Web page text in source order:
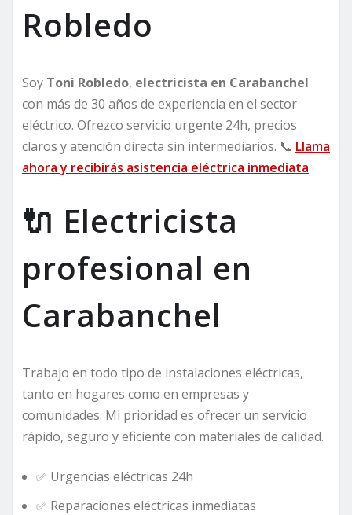
Robledo
Soy Toni Robledo, electricista en Carabanchel
con más de 30 años de experiencia en el sector
eléctrico. Ofrezco servicio urgente 24h, precios
claros y atención directa sin intermediarios. 📞 Llama
ahora y recibirás asistencia eléctrica inmediata.
🔌 Electricista
profesional en
Carabanchel
Trabajo en todo tipo de instalaciones eléctricas,
tanto en hogares como en empresas y
comunidades. Mi prioridad es ofrecer un servicio
rápido, seguro y eficiente con materiales de calidad.
✅ Urgencias eléctricas 24h
✅ Reparaciones eléctricas inmediatas